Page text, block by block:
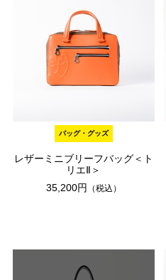
バッグ・グッズ
レザーミニブリーフバッグ＜ト
リエⅡ＞
35,200円
（税込）